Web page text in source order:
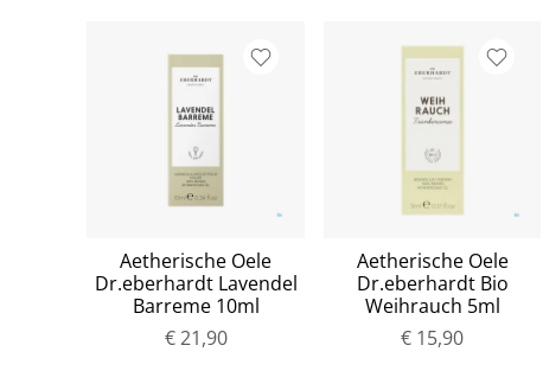
Aetherische Oele
Dr.eberhardt Lavendel
Barreme 10ml
€ 21,90
Aetherische Oele
Dr.eberhardt Bio
Weihrauch 5ml
€ 15,90